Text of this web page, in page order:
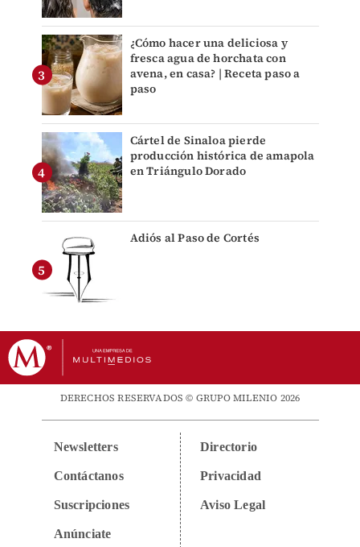
¿Cómo hacer una deliciosa y
fresca agua de horchata con
avena, en casa? | Receta paso a
paso
Cártel de Sinaloa pierde
producción histórica de amapola
en Triángulo Dorado
Adiós al Paso de Cortés
DERECHOS RESERVADOS © GRUPO MILENIO 2026
Newsletters
Contáctanos
Suscripciones
Anúnciate
Directorio
Privacidad
Aviso Legal